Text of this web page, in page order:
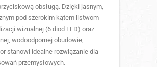
obsługą. Dzięki jasnym,
pod szerokim kątem listwom
wizualnej (6 diod LED) oraz
wodoodpornej obudowie,
stanowi idealne rozwiązanie dla
przemysłowych.